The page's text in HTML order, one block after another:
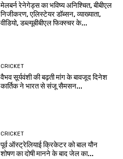
मेलबर्न रेनेगेड्स का भविष्य अनिश्चित, बीबीएल
निजीकरण, एलिस्टेयर डॉब्सन, व्याख्याता,
वीडियो, डब्ल्यूबीबीएल फिक्स्चर के...
CRICKET
वैभव सूर्यवंशी की बढ़ती मांग के बावजूद दिनेश
कार्तिक ने भारत से संजू सैमसन...
CRICKET
पूर्व ऑस्ट्रेलियाई क्रिकेटर को बाल यौन
शोषण का दोषी मानने के बाद जेल का...